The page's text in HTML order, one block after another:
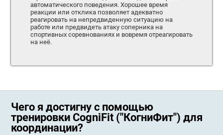
автоматического поведения. Хорошее время
реакции или отклика позволяет адекватно
реагировать на непредвиденную ситуацию на
работе или предвидеть атаку соперника на
спортивных соревнованиях и вовремя отреагировать
на неё.
Чего я достигну с помощью
тренировки CogniFit ("КогниФит") для
координации?